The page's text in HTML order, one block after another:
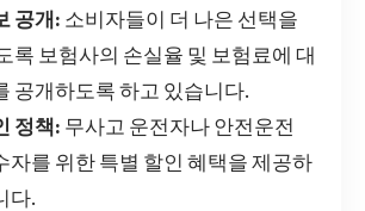
공개: 소비자들이 더 나은 선택을
록 보험사의 손실율 및 보험료에 대
공개하도록 하고 있습니다.
정책: 무사고 운전자나 안전운전
자를 위한 특별 할인 혜택을 제공하
다.